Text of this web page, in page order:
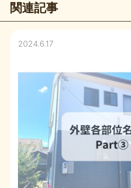
関連記事
2024.6.17